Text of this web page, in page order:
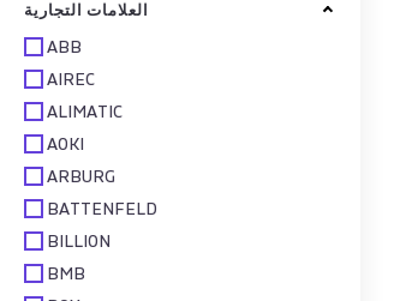
العلامات التجارية
ABB
AIREC
ALIMATIC
AOKI
ARBURG
BATTENFELD
BILLION
BMB